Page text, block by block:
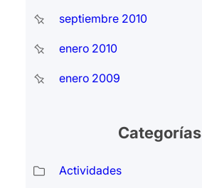
septiembre 2010
enero 2010
enero 2009
Categorías
Actividades